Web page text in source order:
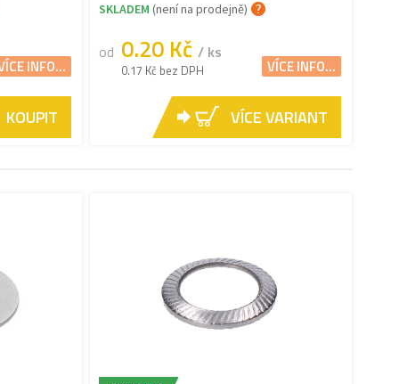
INFO...
KOUPIT
SKLADEM (není na prodejně)
od 0.20 Kč / ks
0.17 Kč bez DPH VÍCE INFO...
VÍCE VARIANT